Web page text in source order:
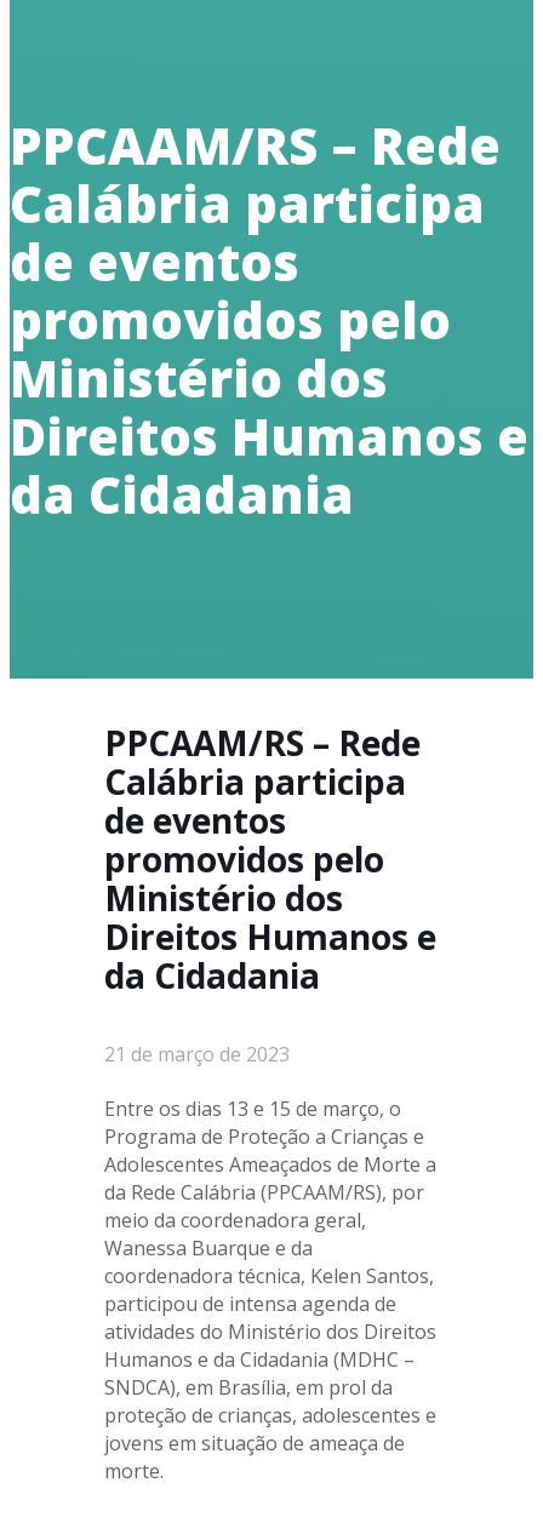
PPCAAM/RS – Rede
Calábria participa
de eventos
promovidos pelo
Ministério dos
Direitos Humanos e
da Cidadania
PPCAAM/RS – Rede
Calábria participa
de eventos
promovidos pelo
Ministério dos
Direitos Humanos e
da Cidadania
21 de março de 2023
Entre os dias 13 e 15 de março, o
Programa de Proteção a Crianças e
Adolescentes Ameaçados de Morte a
da Rede Calábria (PPCAAM/RS), por
meio da coordenadora geral,
Wanessa Buarque e da
coordenadora técnica, Kelen Santos,
participou de intensa agenda de
atividades do Ministério dos Direitos
Humanos e da Cidadania (MDHC –
SNDCA), em Brasília, em prol da
proteção de crianças, adolescentes e
jovens em situação de ameaça de
morte.